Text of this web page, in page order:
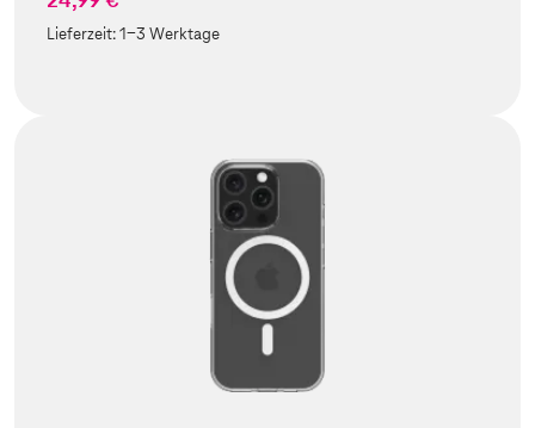
Lieferzeit:1-3 Werktage